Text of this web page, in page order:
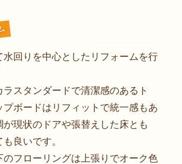
水回りを中心としたリフォームを行
ラスタンダードで清潔感のあるト
プボードはリフィットで統一感もあ
が現状のドアや張替えした床とも
良いです。
のフローリングは上張りでオーク色